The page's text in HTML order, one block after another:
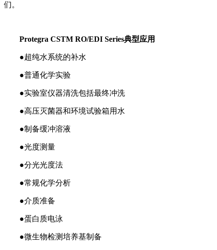
们。
Protegra CSTM RO/EDI Series典型应用
●超纯水系统的补水
●普通化学实验
●实验室仪器清洗包括最终冲洗
●高压灭菌器和环境试验箱用水
●制备缓冲溶液
●光度测量
●分光光度法
●常规化学分析
●介质准备
●蛋白质电泳
●微生物检测培养基制备